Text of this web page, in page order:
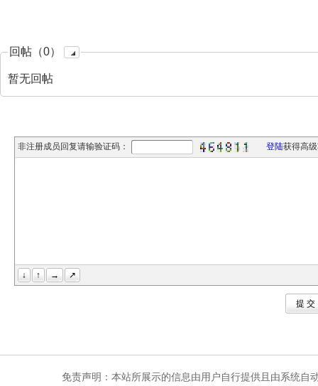
回帖（0）
暂无回帖
非注册成员回复请输验证码： 登陆获得高
↓ ↑ → ↗
提
免责声明：本站所展示的信息由用户自行提供且由系统